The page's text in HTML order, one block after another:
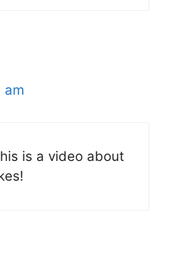
am
is a video about